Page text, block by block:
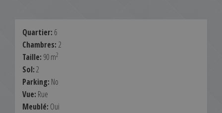
Quartier: 6
Chambres: 2
Taille: 90 m2
Sol:2
Parking: No
Vue: Rue
Meublé: Oui